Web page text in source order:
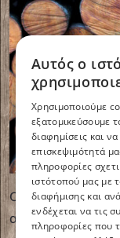
Ο “NOMAD
αγαπημένες του
Συνταγές
Γενικά
Αυτός ο
Χρησιμοποιούμε
εξατομικεύσουμε
διαφημίσεις και
επισκεψιμότητά
πληροφορίες
ιστότοπού μας με
διαφήμισης και
ενδέχεται να τις
πληροφορίες που